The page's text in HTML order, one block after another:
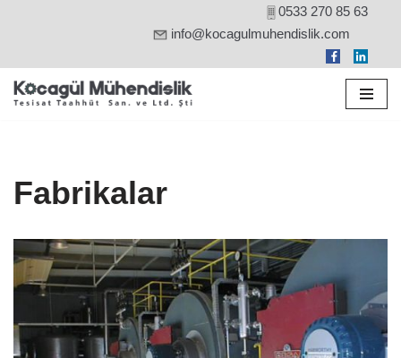
0533 270 85 63
info@kocagulmuhendislik.com
Fabrikalar